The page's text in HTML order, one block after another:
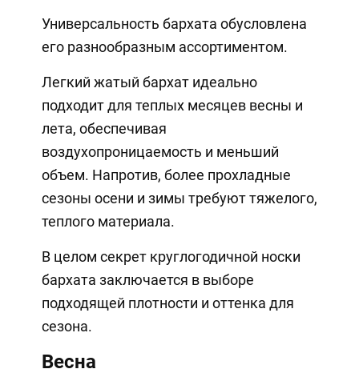
Универсальность бархата обусловлена ​​
его разнообразным ассортиментом.
Легкий жатый бархат идеально
подходит для теплых месяцев весны и
лета, обеспечивая
воздухопроницаемость и меньший
объем. Напротив, более прохладные
сезоны осени и зимы требуют тяжелого,
теплого материала.
В целом секрет круглогодичной носки
бархата заключается в выборе
подходящей плотности и оттенка для
сезона.
Весна